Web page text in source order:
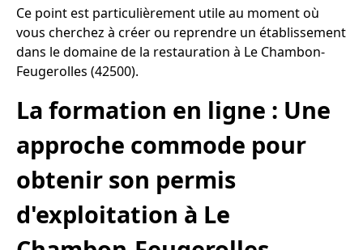
Ce point est particulièrement utile au moment où
vous cherchez à créer ou reprendre un établissement
dans le domaine de la restauration à Le Chambon-
Feugerolles (42500).
La formation en ligne : Une
approche commode pour
obtenir son permis
d'exploitation à Le